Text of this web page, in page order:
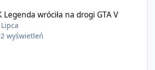
Legenda wróciła na drogi GTA V
wyświetleń